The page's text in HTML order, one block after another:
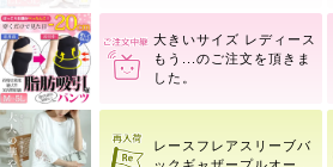
大きいサイズ レディース
もう
レースフレアスリーブバ